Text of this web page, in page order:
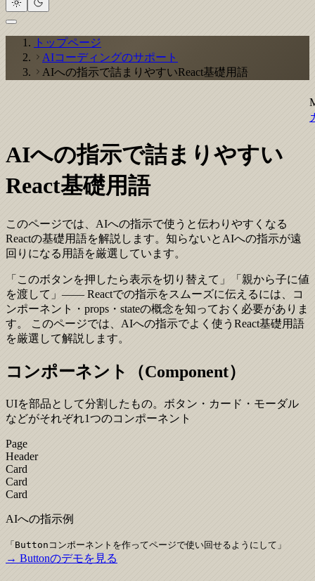
トップページ
AIコーディングのサポート
AIへの指示で詰まりやすいReact基礎用語
AIへの指示で詰まりやすい
React基礎用語
このページでは、AIへの指示で使うと伝わりやすくなる
Reactの基礎用語を解説します。知らないとAIへの指示が遠
回りになる用語を厳選しています。
「このボタンを押したら表示を切り替えて」「親から子に値
を渡して」—— Reactでの指示をスムーズに伝えるには、コ
ンポーネント・props・stateの概念を知っておく必要がありま
す。 このページでは、AIへの指示でよく使うReact基礎用語
を厳選して解説します。
コンポーネント（Component）
UIを部品として分割したもの。ボタン・カード・モーダル
などがそれぞれ1つのコンポーネント
Page
Header
Card
Card
Card
AIへの指示例
「Buttonコンポーネントを作ってページで使い回せるようにして 」
→ Buttonのデモを見る